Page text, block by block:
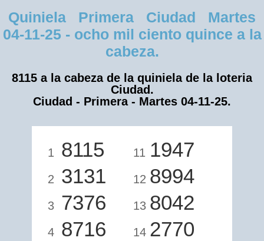
Quiniela Primera Ciudad Martes
04-11-25 - ocho mil ciento quince a la
cabeza.
8115 a la cabeza de la quiniela de la loteria
Ciudad.
Ciudad - Primera - Martes 04-11-25.
1 8115
2 3131
3 7376
4 8716
11 1947
12 8994
13 8042
14 2770